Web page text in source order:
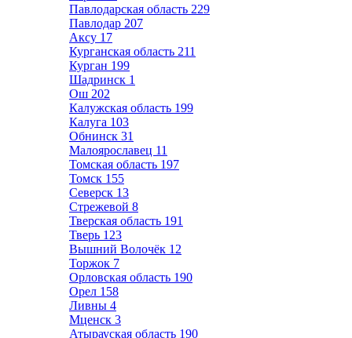
Павлодарская область 229
Павлодар 207
Аксу 17
Курганская область 211
Курган 199
Шадринск 1
Ош 202
Калужская область 199
Калуга 103
Обнинск 31
Малоярославец 11
Томская область 197
Томск 155
Северск 13
Стрежевой 8
Тверская область 191
Тверь 123
Вышний Волочёк 12
Торжок 7
Орловская область 190
Орел 158
Ливны 4
Мценск 3
Атырауская область 190